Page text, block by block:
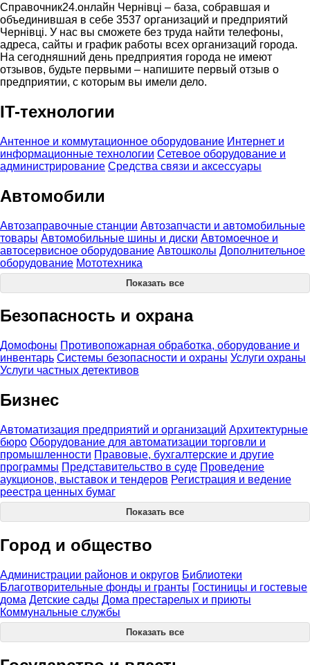
Справочник24.онлайн Чернівці – база, собравшая и
объединившая в себе 3537 организаций и предприятий
Чернівці. У нас вы сможете без труда найти телефоны,
адреса, сайты и график работы всех организаций города.
На сегодняшний день предприятия города не имеют
отзывов, будьте первыми – напишите первый отзыв о
предприятии, с которым вы имели дело.
IT-технологии
Антенное и коммутационное оборудование Интернет и
информационные технологии Сетевое оборудование и
администрирование Средства связи и аксессуары
Автомобили
Автозаправочные станции Автозапчасти и автомобильные
товары Автомобильные шины и диски Автомоечное и
автосервисное оборудование Автошколы Дополнительное
оборудование Мототехника
Показать все
Безопасность и охрана
Домофоны Противопожарная обработка, оборудование и
инвентарь Системы безопасности и охраны Услуги охраны
Услуги частных детективов
Бизнес
Автоматизация предприятий и организаций Архитектурные
бюро Оборудование для автоматизации торговли и
промышленности Правовые, бухгалтерские и другие
программы Представительство в суде Проведение
аукционов, выставок и тендеров Регистрация и ведение
реестра ценных бумаг
Показать все
Город и общество
Администрации районов и округов Библиотеки
Благотворительные фонды и гранты Гостиницы и гостевые
дома Детские сады Дома престарелых и приюты
Коммунальные службы
Показать все